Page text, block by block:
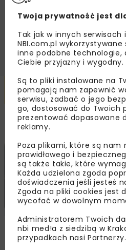
handlowej w postaci
Powiązane
Dotacja na
na rzece Kierwiny
Twoja prywatność jest
Tak jak w innych
NBI.com.pl
inne podobne technologie,
Ciebie przyjazny i wygodny.
Są to pliki instalowane na
pomagają nam zapewnić
serwisu, zadbać o jego
go, dostosować do Twoich
prezentować dopasowane
reklamy.
Poza plikami, które są nam
prawidłowego i
są także takie, które
Każda udzielona zgoda
doświadczenia jeśli jesteś
Zgoda na pliki cookies jest
wycofać w dowolnym
Administratorem Twoich
nbi med!a z siedzibą w
przypadkach nasi Partnerzy.